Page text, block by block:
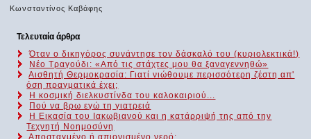
Κωνσταντίνος Καβάφης
Τελευταία άρθρα
Όταν ο δικηγόρος συνάντησε τον δάσκαλό του (κυριολεκτικά!)
Νέο Τραγούδι: «Από τις στάχτες μου θα ξαναγεννηθώ»
Αισθητή Θερμοκρασία: Γιατί νιώθουμε περισσότερη ζέστη απ'
όση πραγματικά έχει;
Η κοσμική διελκυστίνδα του καλοκαιριού...
Πού να βρω εγώ τη γιατρειά
Η Εικασία του Ιακωβιανού και η κατάρριψή της από την
Τεχνητή Νοημοσύνη